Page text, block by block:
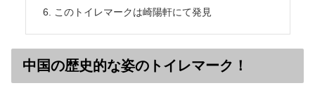
このトイレマークは崎陽軒にて発見
中国の歴史的な姿のトイレマーク！